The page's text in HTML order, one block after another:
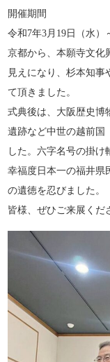
広報紙
サポーター募集
開催期間
令和7年3月19日（水）
京都から、本願寺文化
見えになり、杉本知
て頂きました。
式典後は、大阪歴史博
遺跡など中世の越前国
した。六字名号の掛け
幸福度日本一の福井県
の遺徳を忍びました。
皆様、ぜひご来展くだ